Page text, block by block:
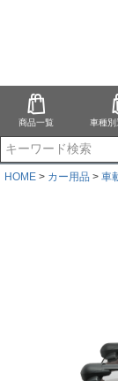
商品一覧 車種
HOME カー用品 車